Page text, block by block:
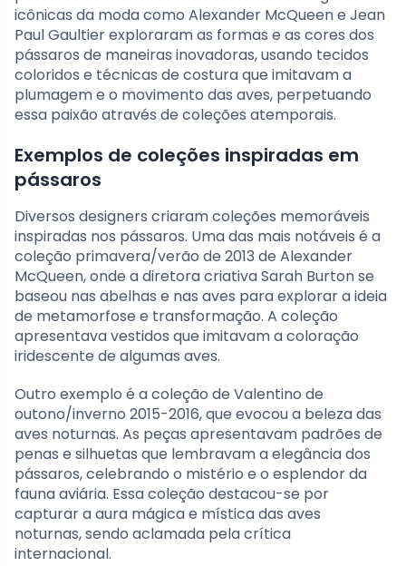
icônicas da moda como Alexander McQueen e Jean
Paul Gaultier exploraram as formas e as cores dos
pássaros de maneiras inovadoras, usando tecidos
coloridos e técnicas de costura que imitavam a
plumagem e o movimento das aves, perpetuando
essa paixão através de coleções atemporais.
Exemplos de coleções inspiradas em
pássaros
Diversos designers criaram coleções memoráveis
inspiradas nos pássaros. Uma das mais notáveis é a
coleção primavera/verão de 2013 de Alexander
McQueen, onde a diretora criativa Sarah Burton se
baseou nas abelhas e nas aves para explorar a ideia
de metamorfose e transformação. A coleção
apresentava vestidos que imitavam a coloração
iridescente de algumas aves.
Outro exemplo é a coleção de Valentino de
outono/inverno 2015-2016, que evocou a beleza das
aves noturnas. As peças apresentavam padrões de
penas e silhuetas que lembravam a elegância dos
pássaros, celebrando o mistério e o esplendor da
fauna aviária. Essa coleção destacou-se por
capturar a aura mágica e mística das aves
noturnas, sendo aclamada pela crítica
internacional.